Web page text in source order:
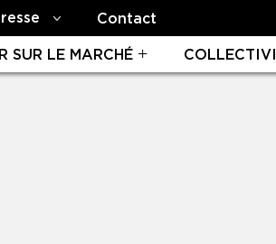
Contact
SUR LE MARCHÉ